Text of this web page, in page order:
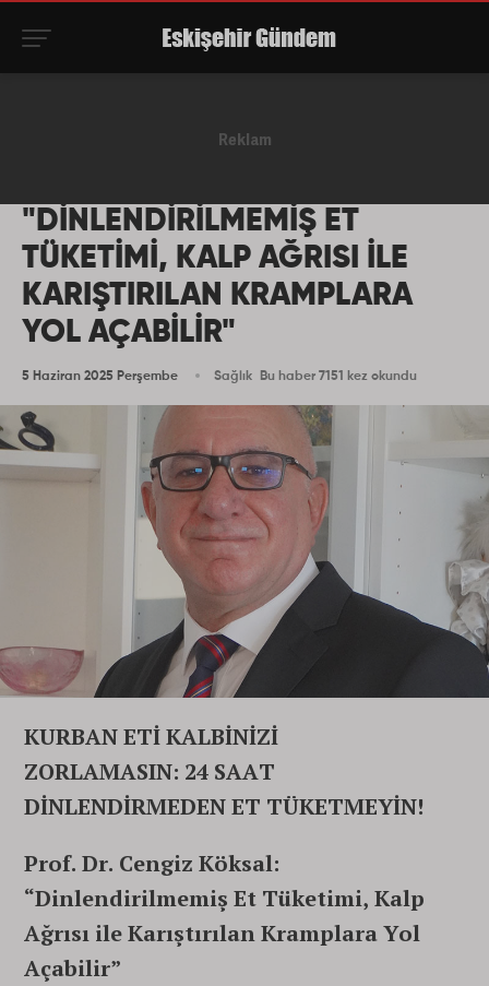
"DİNLENDİRİLMEMİŞ ET
TÜKETİMİ, KALP AĞRISI İLE
KARIŞTIRILAN KRAMPLARA
YOL AÇABİLİR"
5 Haziran 2025 Perşembe Sağlık Bu haber 7151 kez okundu
KURBAN ETİ KALBİNİZİ
ZORLAMASIN: 24 SAAT
DİNLENDİRMEDEN ET TÜKETMEYİN!
Prof. Dr. Cengiz Köksal:
“Dinlendirilmemiş Et Tüketimi, Kalp
Ağrısı ile Karıştırılan Kramplara Yol
Açabilir”